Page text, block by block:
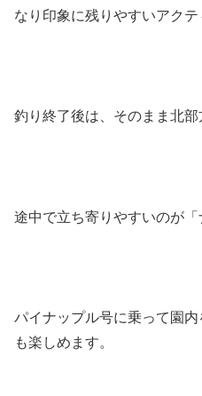
なり印象に残りやすいアクテ
釣り終了後は、そのまま北部
途中で立ち寄りやすいのが「
パイナップル号に乗って園
も楽しめます。